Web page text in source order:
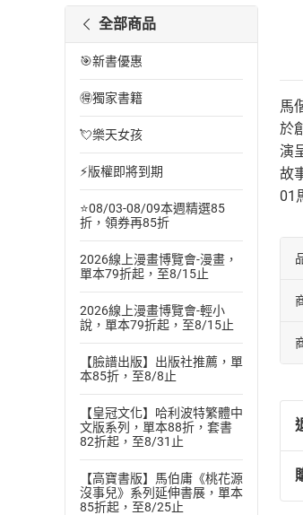
全部商品
🎯新書優惠
🉐獨家書籍
💘樂天女孩
⚡版權即將到期
⭐08/03-08/09本週精選85
折，領券再85折
2026線上漫畫博覽會-漫畫，
單本79折起，至8/15止
2026線上漫畫博覽會-輕小
說，單本79折起，至8/15止
【臉譜出版】出版社推薦，單
本85折，至8/8止
【皇冠文化】哈利波特繁體中
文版系列，單本88折，套書
82折起，至8/31止
【高寶書版】馬伯庸《桃花源
沒事兒》系列延伸書展，單本
85折起，至8/25止
馬
於
演
故
01